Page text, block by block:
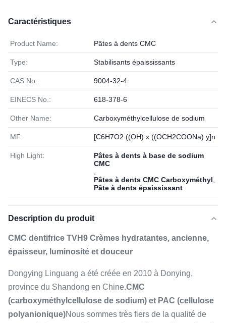
Caractéristiques
Product Name: Pâtes à dents CMC
Type: Stabilisants épaississants
CAS No.: 9004-32-4
EINECS No.: 618-378-6
Other Name: Carboxyméthylcellulose de sodium
MF: [C6H7O2 ((OH) x ((OCH2COONa) y]n
High Light:
Pâtes à dents à base de sodium
CMC
Pâtes à dents CMC Carboxyméthyl
Pâte à dents épaississant
Description du produit
CMC dentifrice TVH9 Crèmes hydratantes, ancienne,
épaisseur, luminosité et douceur
Dongying Linguang a été créée en 2010 à Donying,
province du Shandong en Chine.CMC
(carboxyméthylcellulose de sodium) et PAC (cellulose
polyanionique)Nous sommes très fiers de la qualité de